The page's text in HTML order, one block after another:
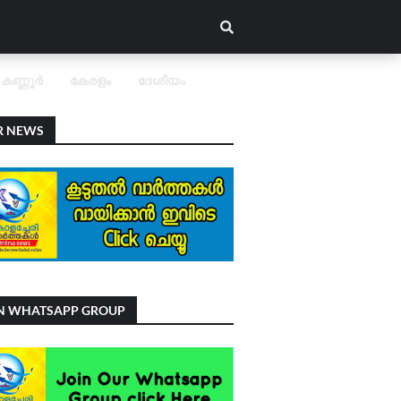
കണ്ണൂർ കേരളം ദേശീയം
NEWS
WHATSAPP GROUP